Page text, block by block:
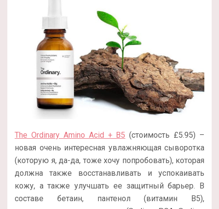
The Ordinary Amino Acid + B5 (стоимость £5.95) –
новая очень интересная увлажняющая сыворотка
(которую я, да-да, тоже хочу попробовать), которая
должна также восстанавливать и успокаивать
кожу, а также улучшать ее защитный барьер. В
составе бетаин, пантенол (витамин B5),